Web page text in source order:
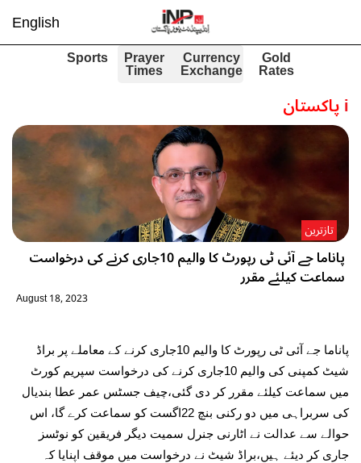
English
Gold
Rates
Currency
Exchange
Prayer
Times
Sports
iپاکستان
پاناما جے آئی ٹی رپورٹ کا والیم 10جاری کرنے کی درخواست
سماعت کیلئے مقرر
تازترین
August 18, 2023
پاناما جے آئی ٹی رپورٹ کا والیم 10جاری کرنے کے معاملے پر براڈ
شیٹ کمپنی کی والیم 10جاری کرنے کی درخواست سپریم کورٹ
میں سماعت کیلئے مقرر کر دی گئی،چیف جسٹس عمر عطا بندیال
کی سربراہی میں دو رکنی بنچ 22اگست کو سماعت کرے گا، اس
حوالے سے عدالت نے اٹارنی جنرل سمیت دیگر فریقین کو نوٹسز
جاری کر دیئے ہیں،براڈ شیٹ نے درخواست میں موقف اپنایا کہ